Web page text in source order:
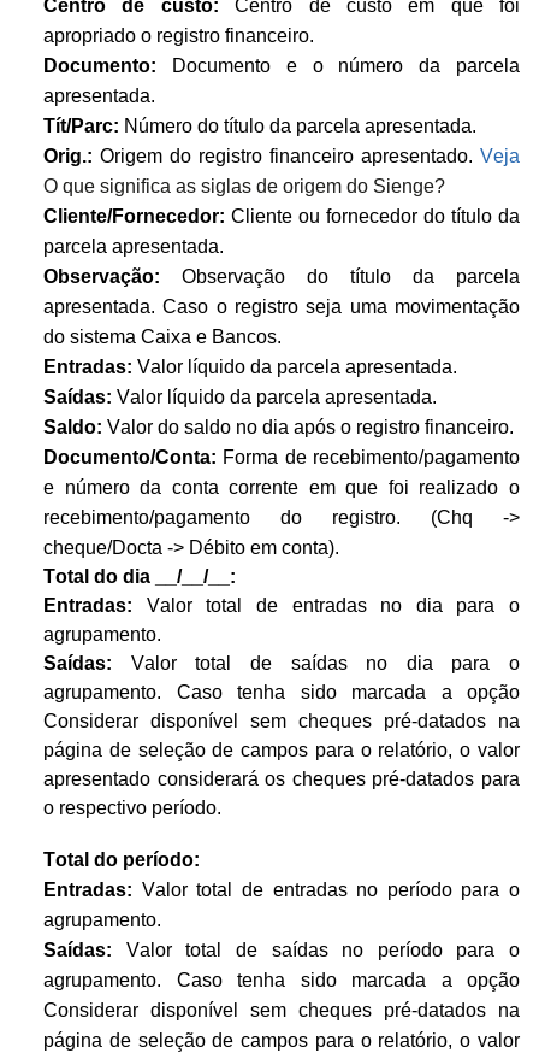
Centro de custo: Centro de custo em que foi
apropriado o registro financeiro.
Documento: Documento e o número da parcela
apresentada.
Tít/Parc: Número do título da parcela apresentada.
Orig.: Origem do registro financeiro apresentado. Veja
O que significa as siglas de origem do Sienge?
Cliente/Fornecedor: Cliente ou fornecedor do título da
parcela apresentada.
Observação: Observação do título da parcela
apresentada. Caso o registro seja uma movimentação
do sistema Caixa e Bancos.
Entradas: Valor líquido da parcela apresentada.
Saídas: Valor líquido da parcela apresentada.
Saldo: Valor do saldo no dia após o registro financeiro.
Documento/Conta: Forma de recebimento/pagamento
e número da conta corrente em que foi realizado o
recebimento/pagamento do registro. (Chq ->
cheque/Docta -> Débito em conta).
Total do dia
__/__/__:
Entradas: Valor total de entradas no dia para o
agrupamento.
Saídas: Valor total de saídas no dia para o
agrupamento. Caso tenha sido marcada a opção
Considerar disponível sem cheques pré-datados na
página de seleção de campos para o relatório, o valor
apresentado considerará os cheques pré-datados para
o respectivo período.
Total do período:
Entradas: Valor total de entradas no período para o
agrupamento.
Saídas: Valor total de saídas no período para o
agrupamento. Caso tenha sido marcada a opção
Considerar disponível sem cheques pré-datados na
página de seleção de campos para o relatório, o valor